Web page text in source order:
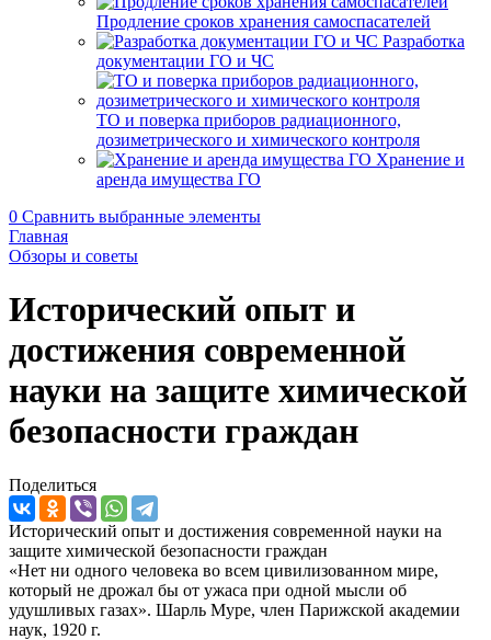
Продление сроков хранения самоспасателей
Разработка
документации ГО и ЧС
ТО и поверка приборов радиационного,
дозиметрического и химического контроля
Хранение и
аренда имущества ГО
0 Сравнить выбранные элементы
Главная
Обзоры и советы
Исторический опыт и
достижения современной
науки на защите химической
безопасности граждан
Поделиться
Исторический опыт и достижения современной науки на
защите химической безопасности граждан
«Нет ни одного человека во всем цивилизованном мире,
который не дрожал бы от ужаса при одной мысли об
удушливых газах». Шарль Муре, член Парижской академии
наук, 1920 г.